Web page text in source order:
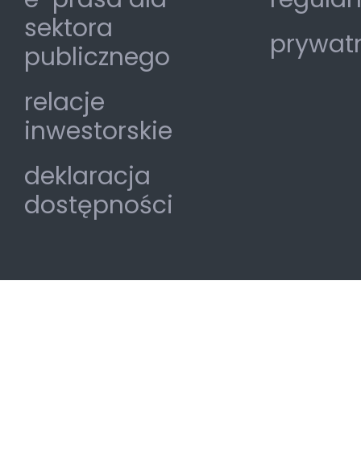
sektora
publicznego
relacje
inwestorskie
deklaracja
dostępności